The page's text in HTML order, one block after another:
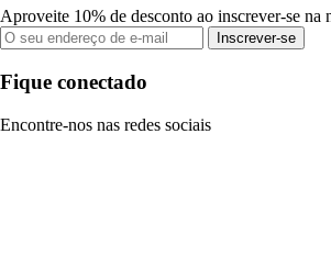
Aproveite 10% de desconto ao inscrever-se na
Inscrever-se
Fique conectado
Encontre-nos nas redes sociais